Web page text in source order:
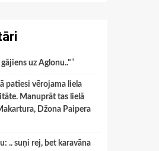
uz Aglonu.."”
patiesi vērojama liela
Manuprāt tas lielā
Džona Paipera
.. suņi rej, bet karavāna